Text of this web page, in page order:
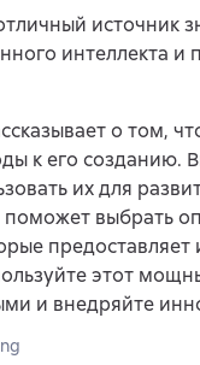
источник
интеллекта
о том,
к его созданию.
их для
выбрать
этот
и внедряйте